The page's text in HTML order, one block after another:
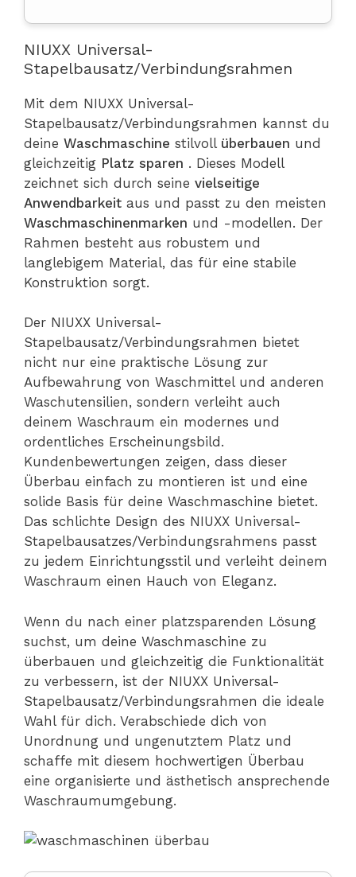
NIUXX Universal-
Stapelbausatz/Verbindungsrahmen
Mit dem NIUXX Universal-
Stapelbausatz/Verbindungsrahmen kannst du
deine Waschmaschine stilvoll überbauen und
gleichzeitig Platz sparen . Dieses Modell
zeichnet sich durch seine vielseitige
Anwendbarkeit aus und passt zu den meisten
Waschmaschinenmarken und -modellen. Der
Rahmen besteht aus robustem und
langlebigem Material, das für eine stabile
Konstruktion sorgt.
Der NIUXX Universal-
Stapelbausatz/Verbindungsrahmen bietet
nicht nur eine praktische Lösung zur
Aufbewahrung von Waschmittel und anderen
Waschutensilien, sondern verleiht auch
deinem Waschraum ein modernes und
ordentliches Erscheinungsbild.
Kundenbewertungen zeigen, dass dieser
Überbau einfach zu montieren ist und eine
solide Basis für deine Waschmaschine bietet.
Das schlichte Design des NIUXX Universal-
Stapelbausatzes/Verbindungsrahmens passt
zu jedem Einrichtungsstil und verleiht deinem
Waschraum einen Hauch von Eleganz.
Wenn du nach einer platzsparenden Lösung
suchst, um deine Waschmaschine zu
überbauen und gleichzeitig die Funktionalität
zu verbessern, ist der NIUXX Universal-
Stapelbausatz/Verbindungsrahmen die ideale
Wahl für dich. Verabschiede dich von
Unordnung und ungenutztem Platz und
schaffe mit diesem hochwertigen Überbau
eine organisierte und ästhetisch ansprechende
Waschraumumgebung.